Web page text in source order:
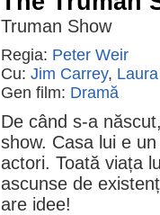
Truman Show
Regia: Peter Weir
Cu: Jim Carrey,
Gen film: Dramă
De când s-a
show. Casa lui e
actori. Toată viața
ascunse de
are idee!